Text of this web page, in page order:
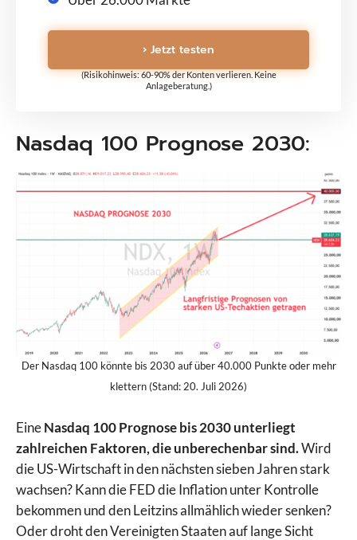
› Jetzt testen
(Risikohinweis: 60-90% der Konten verlieren. Keine
Anlageberatung.)
Nasdaq 100 Prognose 2030:
Der Nasdaq 100 könnte bis 2030 auf über 40.000 Punkte oder mehr
klettern (Stand: 20. Juli 2026)
EineNasdaq 100 Prognose bis 2030 unterliegt
zahlreichen Faktoren, die unberechenbar sind.Wird
die US-Wirtschaft in den nächsten sieben Jahren stark
wachsen? Kann die FED die Inflation unter Kontrolle
bekommen und den Leitzins allmählich wieder senken?
Oder droht den Vereinigten Staaten auf lange Sicht